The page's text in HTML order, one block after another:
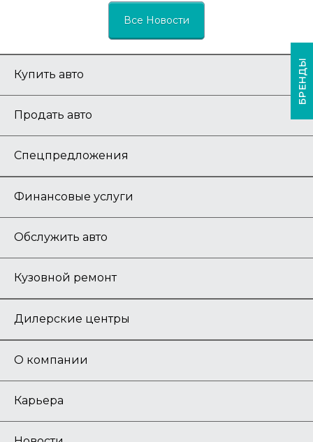
Все Новости
Купить авто
Продать авто
Спецпредложения
Финансовые услуги
Обслужить авто
Кузовной ремонт
Дилерские центры
О компании
Карьера
БРЕНДЫ